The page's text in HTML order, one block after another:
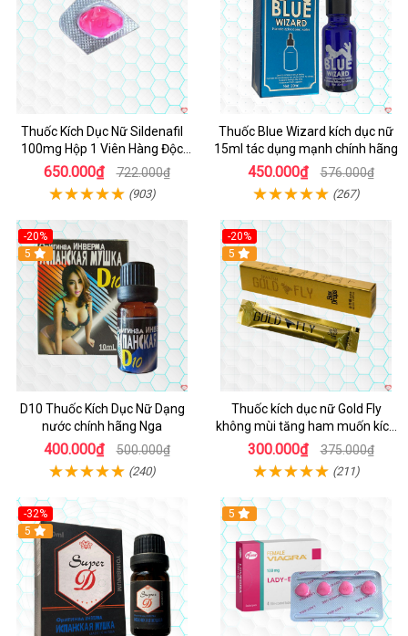
Thuốc Kích Dục Nữ Sildenafil
100mg Hộp 1 Viên Hàng Độc
Quyền
650.000₫ 722.000₫
(903)
Thuốc Blue Wizard kích dục nữ
15ml tác dụng mạnh chính hãng
450.000₫ 576.000₫
(267)
-20%
5
D10 Thuốc Kích Dục Nữ Dạng
nước chính hãng Nga
400.000₫ 500.000₫
(240)
-20%
5
Thuốc kích dục nữ Gold Fly
không mùi tăng ham muốn kích
thích
300.000₫ 375.000₫
(211)
-32%
5
5